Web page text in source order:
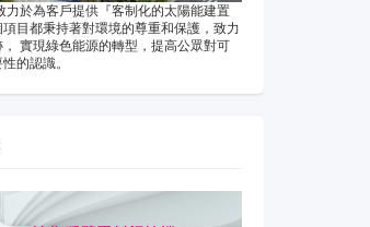
力於為客戶提供『客制化的太陽能建置
目都秉持著對環境的尊重和保護，致力
實現綠色能源的轉型，提高公眾對可
的認識。